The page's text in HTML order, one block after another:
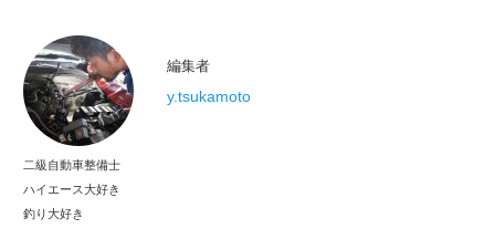
編集者
y.tsukamoto
二級自動車整備士
ハイエース大好き
釣り大好き